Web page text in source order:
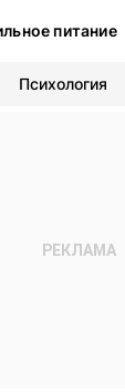
питание
Психология